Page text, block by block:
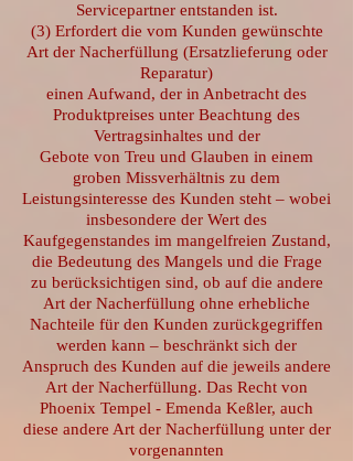
Servicepartner entstanden ist.
(3) Erfordert die vom Kunden gewünschte
Art der Nacherfüllung (Ersatzlieferung oder
Reparatur)
einen Aufwand, der in Anbetracht des
Produktpreises unter Beachtung des
Vertragsinhaltes und der
Gebote von Treu und Glauben in einem
groben Missverhältnis zu dem
Leistungsinteresse des Kunden steht – wobei
insbesondere der Wert des
Kaufgegenstandes im mangelfreien Zustand,
die Bedeutung des Mangels und die Frage
zu berücksichtigen sind, ob auf die andere
Art der Nacherfüllung ohne erhebliche
Nachteile für den Kunden zurückgegriffen
werden kann – beschränkt sich der
Anspruch des Kunden auf die jeweils andere
Art der Nacherfüllung. Das Recht von
Phoenix Tempel - Emenda Keßler, auch
diese andere Art der Nacherfüllung unter der
vorgenannten